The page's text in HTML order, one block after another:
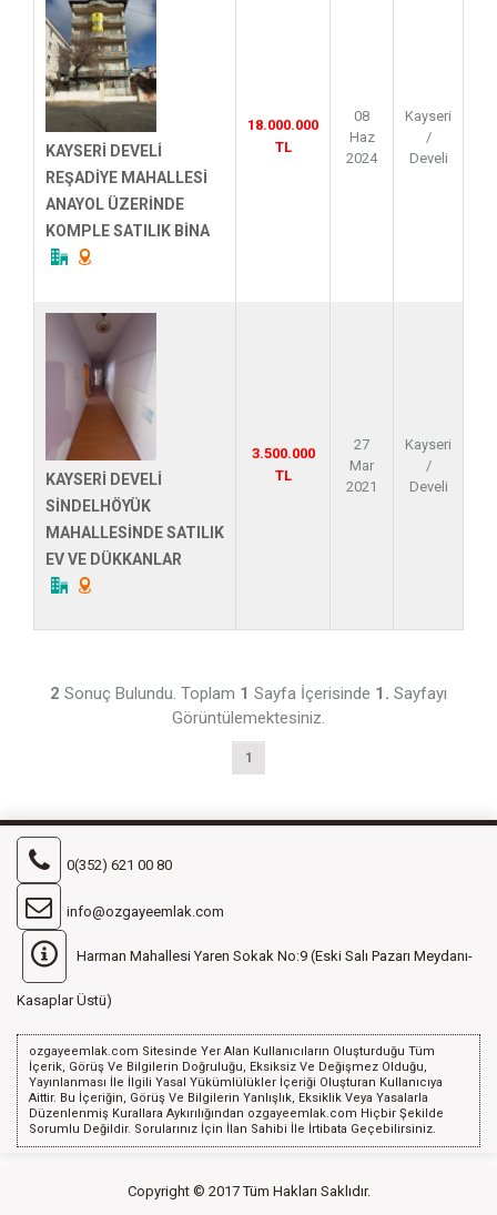
KAYSERİ DEVELİ
REŞADİYE MAHALLESİ
ANAYOL ÜZERİNDE
KOMPLE SATILIK BİNA
18.000.000
TL
08
Haz
2024
Kayseri
/
Develi
KAYSERİ DEVELİ
SİNDELHÖYÜK
MAHALLESİNDE SATILIK
EV VE DÜKKANLAR
3.500.000
TL
27
Mar
2021
Kayseri
/
Develi
2 Sonuç Bulundu. Toplam 1 Sayfa İçerisinde 1. Sayfayı
Görüntülemektesiniz.
1
0(352) 621 00 80
info@ozgayeemlak.com
Harman Mahallesi Yaren Sokak No:9 (Eski Salı Pazarı Meydanı-
Kasaplar Üstü)
ozgayeemlak.com Sitesinde Yer Alan Kullanıcıların Oluşturduğu Tüm
İçerik, Görüş Ve Bilgilerin Doğruluğu, Eksiksiz Ve Değişmez Olduğu,
Yayınlanması İle İlgili Yasal Yükümlülükler İçeriği Oluşturan Kullanıcıya
Aittir. Bu İçeriğin, Görüş Ve Bilgilerin Yanlışlık, Eksiklik Veya Yasalarla
Düzenlenmiş Kurallara Aykırılığından ozgayeemlak.com Hiçbir Şekilde
Sorumlu Değildir. Sorularınız İçin İlan Sahibi İle İrtibata Geçebilirsiniz.
Copyright © 2017 Tüm Hakları Saklıdır.